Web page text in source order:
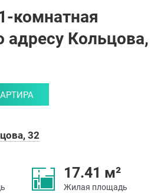
комнатная
адресу Кольцова,
32
17.41 м²
Жилая площадь